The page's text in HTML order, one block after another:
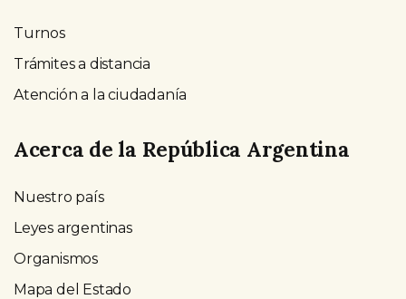
Turnos
Trámites a distancia
Atención a la ciudadanía
Acerca de la República Argentina
Nuestro país
Leyes argentinas
Organismos
Mapa del Estado